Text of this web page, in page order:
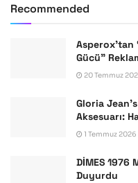
Recommended
Asperox’tan
Gücü”
20 Temmuz
Gloria
Aksesuarı:
1 Temmuz 2026
DİMES 1976
Duyurdu